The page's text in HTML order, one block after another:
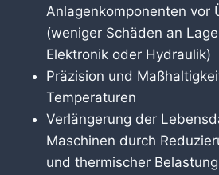
Anlagenkomponenten vor
(weniger Schäden an
Elektronik oder Hydraulik)
Präzision und
Temperaturen
Verlängerung der
Maschinen durch
und thermischer Belastung